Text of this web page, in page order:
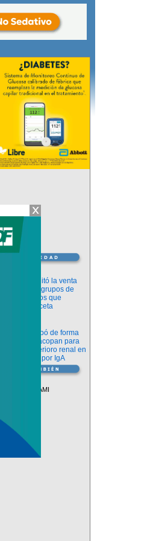
ANMAT habilitó la venta
libre de diez grupos de
medicamentos que
requerían receta
La FDA aprobó de forma
definitiva iptacopan para
frenar el deterioro renal en
la nefropatía por IgA
Descuentos PAMI